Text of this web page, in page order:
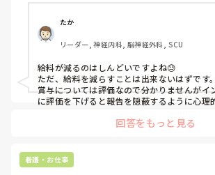
かたないです）信用をなくし、師長もか
い方悪いですが目をつけられてしまい、毎
です。
インシデントは、点滴の更新の際にCVカテ
てしまったこと、もう１回は、心電図モニ
者さんのストレッチャーからベッドへの移
1本切れてしまったこと、です。インシデン
みたいなのも、提出しました。
あれば、まだ救われるというか、そうなん
私が給料もらえてること自体どう思われて
し、さすがに「給料下がったんですが」と
たか
リーダー, 神経内科, 脳神経外科, SCU
給料が減るのはしんどいですよね😓
ただ、給料を減らすことは出来ないはずです。
賞与については評価なので分かりませんがイ
に評価を下げると報告を隠蔽するように心理
第二新卒であれば住民税が引かれ始めた可能
回答をもっと見る
看護・お仕事